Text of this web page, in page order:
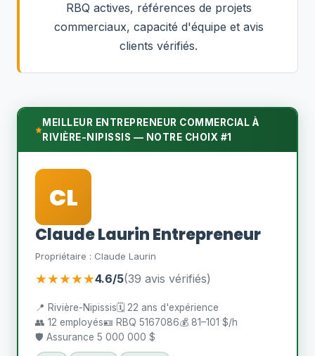
RBQ actives, références de projets
commerciaux, capacité d'équipe et avis
clients vérifiés.
MEILLEUR ENTREPRENEUR COMMERCIAL À
RIVIÈRE-NIPISSIS — NOTRE CHOIX #1
CL
Claude Laurin Entrepreneur
Propriétaire : Claude Laurin
★★★★★4.6/5(39 avis vérifiés)
📍 Rivière-Nipissis🗓️ 22 ans d'expérience
👥 12 employés🪪 RBQ 5167086💰 81–101 $/h
🛡️ Assurance 5 000 000 $